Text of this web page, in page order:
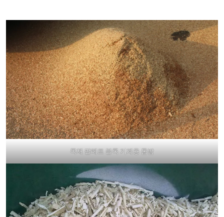
목재 팔레트 블록 기계용 톱밥